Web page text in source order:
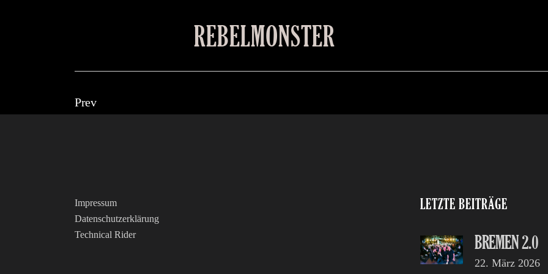
REBELMONSTER
Prev
Impressum
Datenschutzerklärung
Technical Rider
LETZTE BEITRÄGE
BREMEN 2.0
22. März 2026